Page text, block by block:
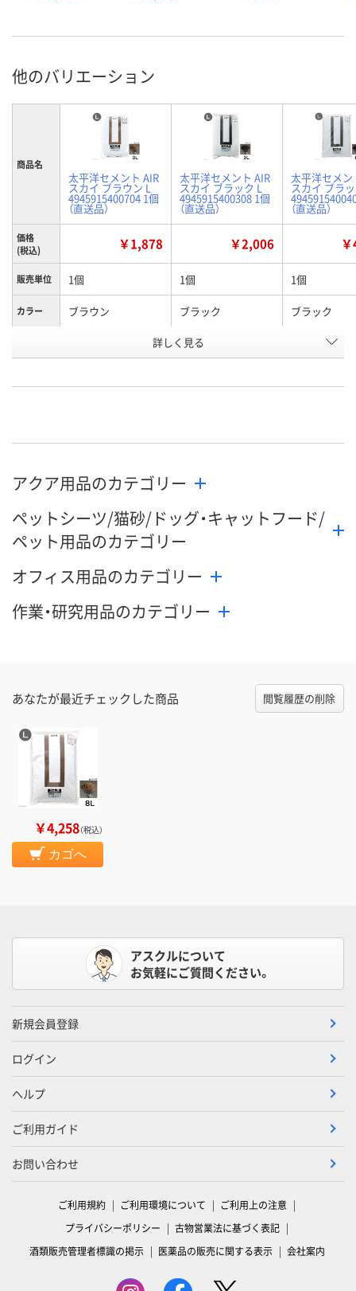
他のバリエーション
商品名
太平洋セメント AIR
スカイ ブラウン L
4945915400704 1個
（直送品）
太平洋セメント AIR
スカイ ブラック L
4945915400308 1個
（直送品）
太平洋セメン
スカイ ブラ
（直送品）
価格
(税込)
￥1,878 ￥2,006
販売単位 1個 1個 1個
カラー ブラウン ブラック ブラック
3L
号
お届け日 8月20日（木）まで 8月20日（木）まで 8月20日（木）
数量
カゴへ
数量
カゴへ カ
詳しく見る
アクア用品のカテゴリー
ペットシーツ/猫砂/ドッグ・キャットフード/
ペット用品のカテゴリー
オフィス用品のカテゴリー
作業・研究用品のカテゴリー
あなたが最近チェックした商品 閲覧履歴の削除
￥4,258（税込）
カゴへ
アスクルについて
お気軽にご質問ください。
新規会員登録
ログイン
ヘルプ
ご利用ガイド
お問い合わせ
ご利用規約 ご利用環境について
ご利用上の注意
プライバシーポリシー
古物営業法に基づく表記
酒類販売管理者標識の掲示
医薬品の販売に関する表示 会社案内